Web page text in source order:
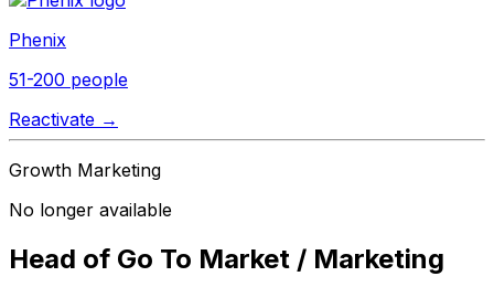
Phenix
51-200 people
Reactivate →
Growth Marketing
No longer available
Head of Go To Market / Marketing